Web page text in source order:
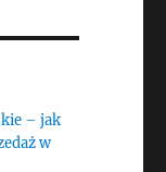
– jak
w